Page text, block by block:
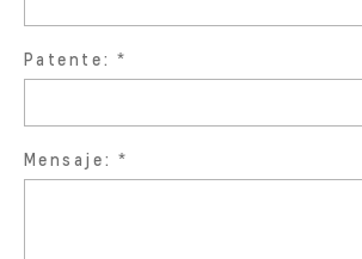
Patente:
Mensaje: